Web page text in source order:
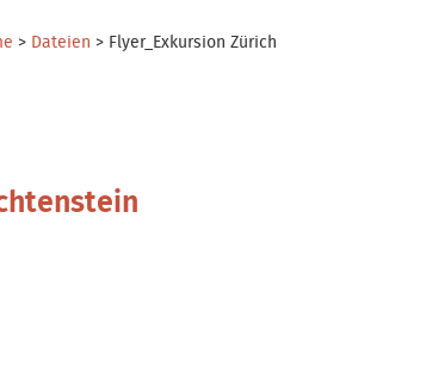
> Dateien > Flyer_Exkursion Zürich